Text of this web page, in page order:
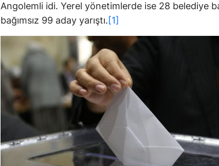
Angolemli idi. Yerel yönetimlerde ise 28 belediye
bağımsız 99 aday yarıştı.[1]